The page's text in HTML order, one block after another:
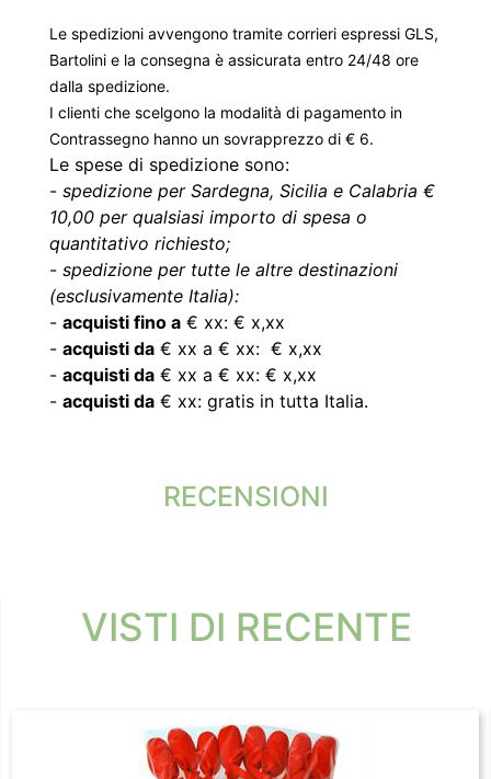
Le spedizioni avvengono tramite corrieri espressi GLS,
Bartolini e la consegna è assicurata entro 24/48 ore
dalla spedizione.
I clienti che scelgono la modalità di pagamento in
Contrassegno hanno un sovrapprezzo di € 6.
Le spese di spedizione sono:
- spedizione per Sardegna, Sicilia e Calabria €
10,00 per qualsiasi importo di spesa o
quantitativo richiesto;
- spedizione per tutte le altre destinazioni
(esclusivamente Italia):
- acquisti fino a € xx: € x,xx
- acquisti da € xx a € xx: € x,xx
- acquisti da € xx a € xx: € x,xx
- acquisti da € xx: gratis in tutta Italia.
RECENSIONI
VISTI DI RECENTE